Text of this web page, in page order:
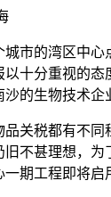
城市的湾区中
十分重视的
的生物技术企
关税都有不
不甚理想，
期工程即将启